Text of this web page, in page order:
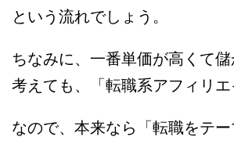
という流れでしょう。
ちなみに、一番単価が高くて儲
考えても、「転職系アフィリエ
なので、本来なら「転職をテ